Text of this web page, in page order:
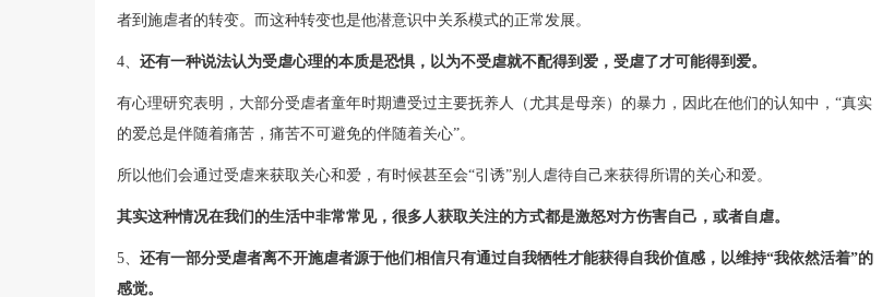
者到施虐者的转变。而这种转变也是他潜意识中关系模式的正常发展。
4、 还有一种说法认为受虐心理的本质是恐惧，以为不受虐就不配得到爱，受虐了才可能得到爱。
有心理研究表明，大部分受虐者童年时期遭受过主要抚养人（尤其是母亲）的暴力，因此在他们的认知中，“真实
的爱总是伴随着痛苦，痛苦不可避免的伴随着关心”。
所以他们会通过受虐来获取关心和爱，有时候甚至会“引诱”别人虐待自己来获得所谓的关心和爱。
其实这种情况在我们的生活中非常常见，很多人获取关注的方式都是激怒对方伤害自己，或者自虐。
5、 还有一部分受虐者离不开施虐者源于他们相信只有通过自我牺牲才能获得自我价值感，以维持“我依然活着”的
感觉。